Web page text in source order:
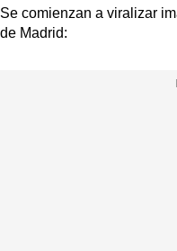
Se comienzan a viralizar
de Madrid: